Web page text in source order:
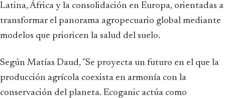
Latina, África y la consolidación en Europa, orientadas a
transformar el panorama agropecuario global mediante
modelos que prioricen la salud del suelo.
Según Matías Daud, "Se proyecta un futuro en el que la
producción agrícola coexista en armonía con la
conservación del planeta. Ecoganic actúa como